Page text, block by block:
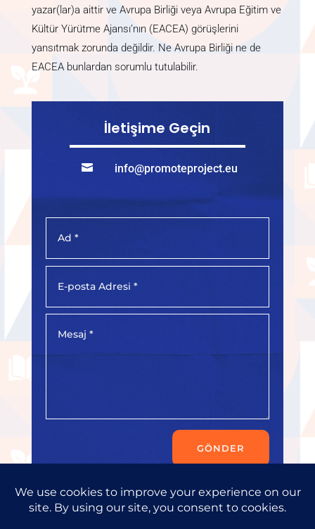
yazar(lar)a aittir ve Avrupa Birliği veya Avrupa Eğitim ve
Kültür Yürütme Ajansı’nın (EACEA) görüşlerini
yansıtmak zorunda değildir. Ne Avrupa Birliği ne de
EACEA bunlardan sorumlu tutulabilir.
İletişime Geçin
 info@promoteproject.eu
GÖNDER
Copyright © 2026Progress Consult Ltd.